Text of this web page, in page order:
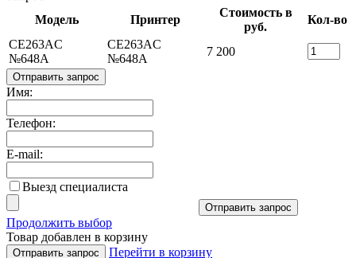
Модель
Принтер
Стоимость в
руб.
Кол-во
CE263AC
№648A
CE263AC
№648A
7 200
Отправить запрос
Имя:
Телефон:
E-mail:
Выезд специалиста
Отправить запрос
Продолжить выбор
Товар добавлен в корзину
Отправить запрос Перейти в корзину